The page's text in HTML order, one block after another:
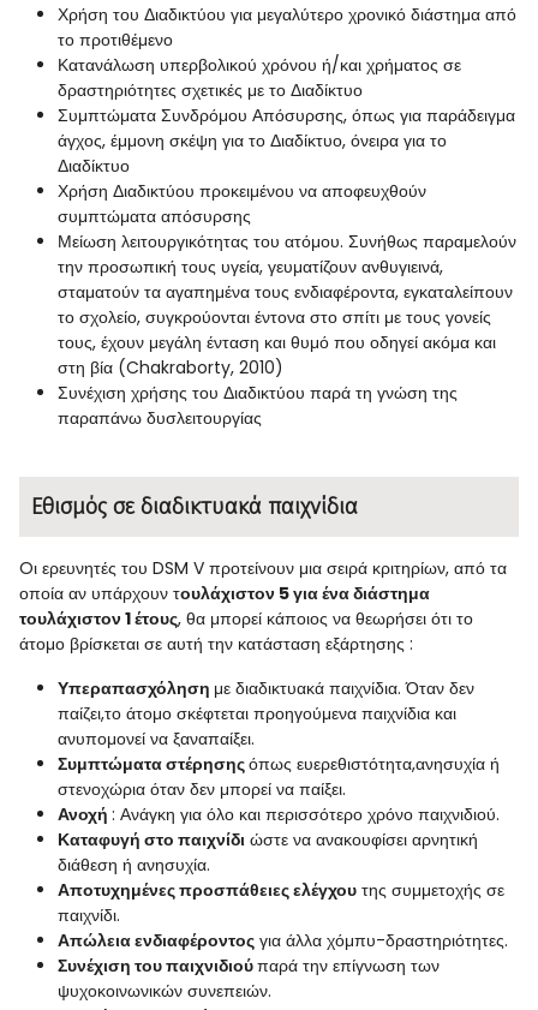
Χρήση του Διαδικτύου για μεγαλύτερο χρονικό διάστημα από
το προτιθέμενο
Κατανάλωση υπερβολικού χρόνου ή/και χρήματος σε
δραστηριότητες σχετικές με το Διαδίκτυο
Συμπτώματα Συνδρόμου Απόσυρσης, όπως για παράδειγμα
άγχος, έμμονη σκέψη για το Διαδίκτυο, όνειρα για το
Διαδίκτυο
Χρήση Διαδικτύου προκειμένου να αποφευχθούν
συμπτώματα απόσυρσης
Μείωση λειτουργικότητας του ατόμου. Συνήθως παραμελούν
την προσωπική τους υγεία, γευματίζουν ανθυγιεινά,
σταματούν τα αγαπημένα τους ενδιαφέροντα, εγκαταλείπουν
το σχολείο, συγκρούονται έντονα στο σπίτι με τους γονείς
τους, έχουν μεγάλη ένταση και θυμό που οδηγεί ακόμα και
στη βία (Chakraborty, 2010)
Συνέχιση χρήσης του Διαδικτύου παρά τη γνώση της
παραπάνω δυσλειτουργίας
Εθισμός σε διαδικτυακά παιχνίδια
Oι ερευνητές του DSM V προτείνουν μια σειρά κριτηρίων, από τα
οποία αν υπάρχουν τουλάχιστον 5 για ένα διάστημα
τουλάχιστον 1 έτους, θα μπορεί κάποιος να θεωρήσει ότι το
άτομο βρίσκεται σε αυτή την κατάσταση εξάρτησης :
Υπεραπασχόληση με διαδικτυακά παιχνίδια. Όταν δεν
παίζει,το άτομο σκέφτεται προηγούμενα παιχνίδια και
ανυπομονεί να ξαναπαίξει.
Συμπτώματα στέρησηςόπως ευερεθιστότητα,ανησυχία ή
στενοχώρια όταν δεν μπορεί να παίξει.
Ανοχή : Ανάγκη για όλο και περισσότερο χρόνο παιχνιδιού.
Καταφυγή στο παιχνίδι ώστε να ανακουφίσει αρνητική
διάθεση ή ανησυχία.
Αποτυχημένες προσπάθειες ελέγχου της συμμετοχής σε
παιχνίδι.
Απώλεια ενδιαφέροντος για άλλα χόμπυ-δραστηριότητες.
Συνέχιση του παιχνιδιούπαρά την επίγνωση των
ψυχοκοινωνικών συνεπειών.